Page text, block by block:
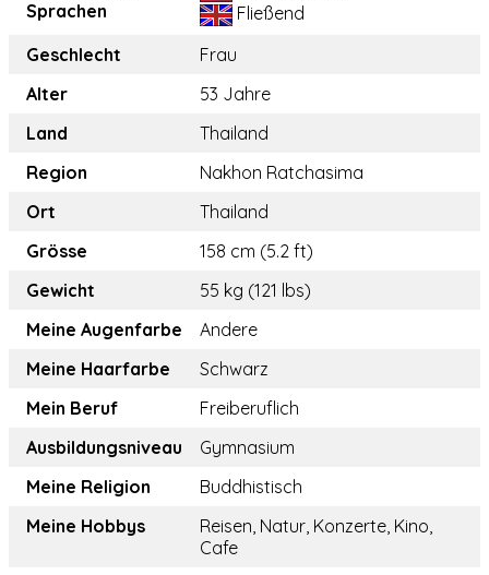
Sprachen
Fließend
Geschlecht
Frau
Alter
53 Jahre
Land
Thailand
Region
Nakhon Ratchasima
Ort
Thailand
Grösse
158 cm (5.2 ft)
Gewicht
55 kg (121 lbs)
Meine Augenfarbe
Andere
Meine Haarfarbe
Schwarz
Mein Beruf
Freiberuflich
Ausbildungsniveau
Gymnasium
Meine Religion
Buddhistisch
Meine Hobbys
Reisen, Natur, Konzerte, Kino,
Cafe